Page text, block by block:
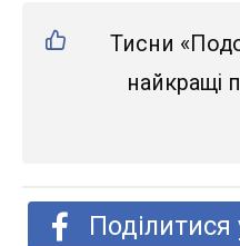
Тисни
найкращі
Поділитися